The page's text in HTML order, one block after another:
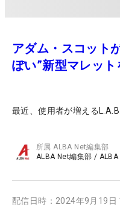
アダム・スコット
ぽい”新型マレット
最近、使用者が増える
所属ALBA Net編集部
ALBA Net編集部 / ALBA
配信日時： 2024年9月19日